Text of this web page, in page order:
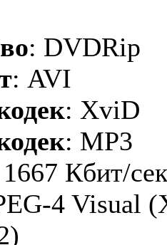
: DVDRip
: AVI
: XviD
: MP3
Кбит/
4 Visual